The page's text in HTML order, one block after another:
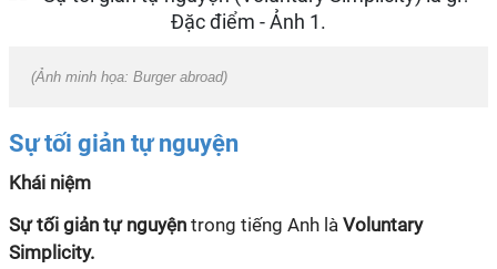
(Ảnh minh họa: Burger abroad)
Sự tối giản tự nguyện
Khái niệm
Sự tối giản tự nguyện trong tiếng Anh là Voluntary
Simplicity.